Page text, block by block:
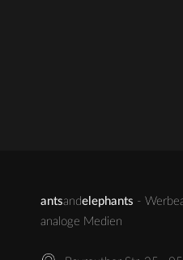
antsandelephants -
analoge Medien